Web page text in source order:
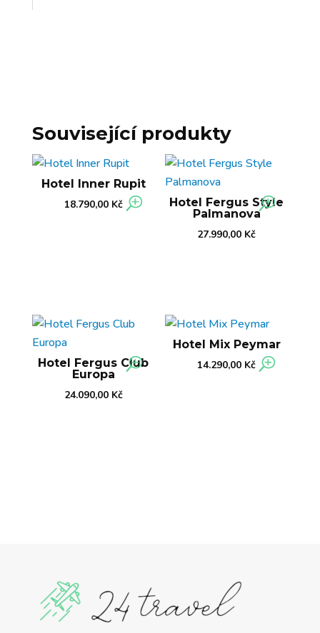
Související produkty
Hotel Inner Rupit
18.790,00 Kč
Hotel Fergus Style
Palmanova
27.990,00 Kč
Hotel Fergus Club
Europa
24.090,00 Kč
Hotel Mix Peymar
14.290,00 Kč